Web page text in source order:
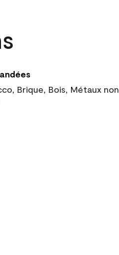
Brique, Bois, Métaux non